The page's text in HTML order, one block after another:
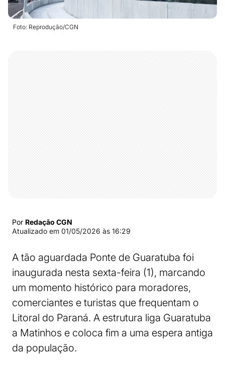
Foto: Reprodução/CGN
Por Redação CGN
Atualizado em 01/05/2026 às 16:29
A tão aguardada Ponte de Guaratuba foi
inaugurada nesta sexta-feira (1), marcando
um momento histórico para moradores,
comerciantes e turistas que frequentam o
Litoral do Paraná. A estrutura liga Guaratuba
a Matinhos e coloca fim a uma espera antiga
da população.